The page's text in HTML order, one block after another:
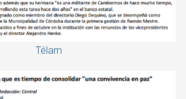
Télam